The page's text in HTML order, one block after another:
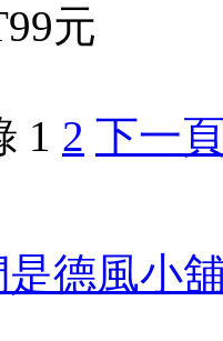
元
1 2 下一
德風小